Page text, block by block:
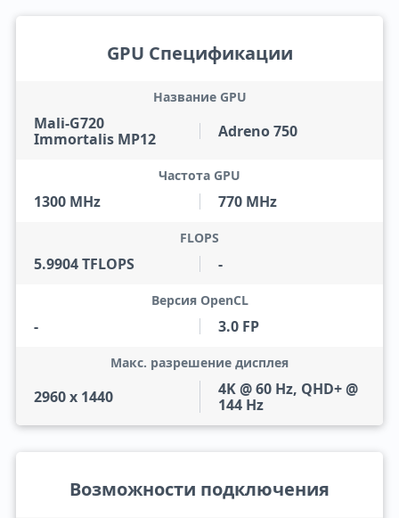
GPU Спецификации
Mali-G720
Immortalis MP12
Название GPU
Adreno 750
1300 MHz
Частота GPU
770 MHz
5.9904 TFLOPS
FLOPS
-
-
Версия OpenCL
3.0 FP
2960 x 1440
Макс. разрешение дисплея
4K @ 60 Hz, QHD+ @
144 Hz
Возможности подключения